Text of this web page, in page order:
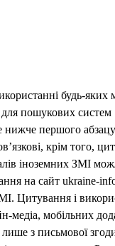
будь-яких
для пошукових систем
нижче першого
крім того,
іноземних ЗМІ
на сайт ukraine-
Цитування і
медіа, мобільних
з письмової